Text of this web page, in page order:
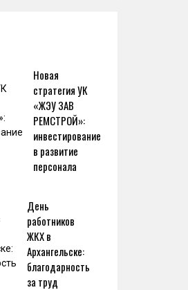
Новая
стратегия УК
«ЖЭУ ЗАВ
РЕМСТРОЙ»:
инвестирование
в развитие
персонала
День
работников
ЖКХ в
Архангельске:
благодарность
за труд